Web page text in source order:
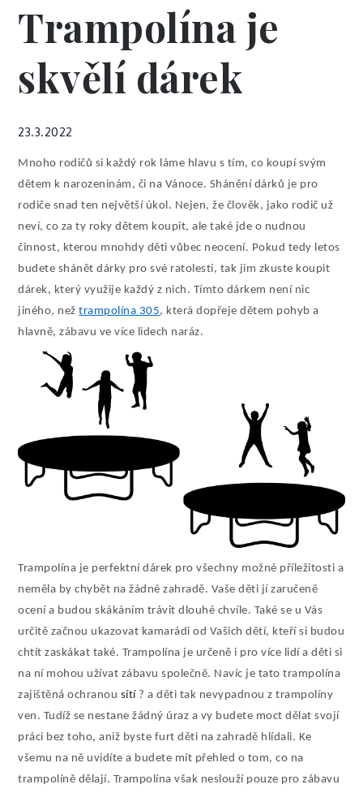
Trampolína je
skvělí dárek
23.3.2022
Mnoho rodičů si každý rok láme hlavu s tím, co koupí svým
dětem k narozeninám, či na Vánoce. Shánění dárků je pro
rodiče snad ten největší úkol. Nejen, že člověk, jako rodič už
neví, co za ty roky dětem koupit, ale také jde o nudnou
činnost, kterou mnohdy děti vůbec neocení. Pokud tedy letos
budete shánět dárky pro své ratolesti, tak jim zkuste koupit
dárek, který využije každý z nich. Tímto dárkem není nic
jiného, nežtrampolína 305, která dopřeje dětem pohyb a
hlavně, zábavu ve více lidech naráz.
Trampolína je perfektní dárek pro všechny možné příležitosti a
neměla by chybět na žádné zahradě. Vaše děti jí zaručeně
ocení a budou skákáním trávit dlouhé chvíle. Také se u Vás
určitě začnou ukazovat kamarádi od Vašich dětí, kteří si budou
chtít zaskákat také. Trampolína je určeně i pro více lidí a děti si
na ní mohou užívat zábavu společně. Navíc je tato trampolína
zajištěná ochranou sítí? a děti tak nevypadnou z trampolíny
ven. Tudíž se nestane žádný úraz a vy budete moct dělat svojí
práci bez toho, aniž byste furt děti na zahradě hlídali. Ke
všemu na ně uvidíte a budete mít přehled o tom, co na
trampolíně dělají. Trampolína však neslouží pouze pro zábavu